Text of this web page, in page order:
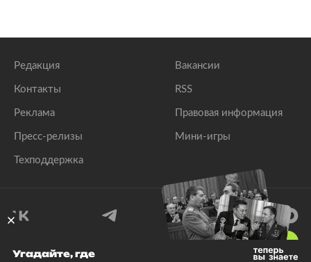
Редакция
Контакты
Реклама
Пресс-релизы
Техподдержка
Вакансии
RSS
Правовая информация
Мини-игры
Угадайте, где